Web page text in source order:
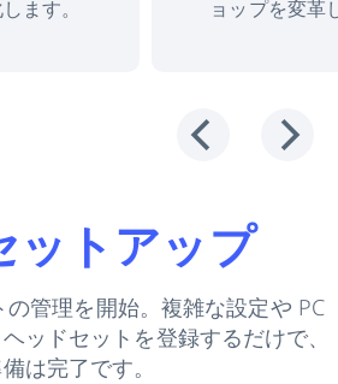
ます。
ョップを変革
ットアップ
管理を開始。複雑な設定や PC
ッドセットを登録するだけで、
は完了です。